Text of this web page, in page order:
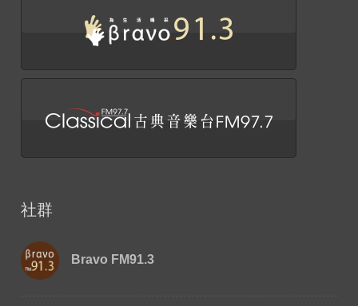
社群
Bravo FM91.3